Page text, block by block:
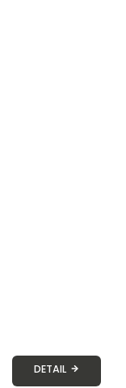
DETAIL